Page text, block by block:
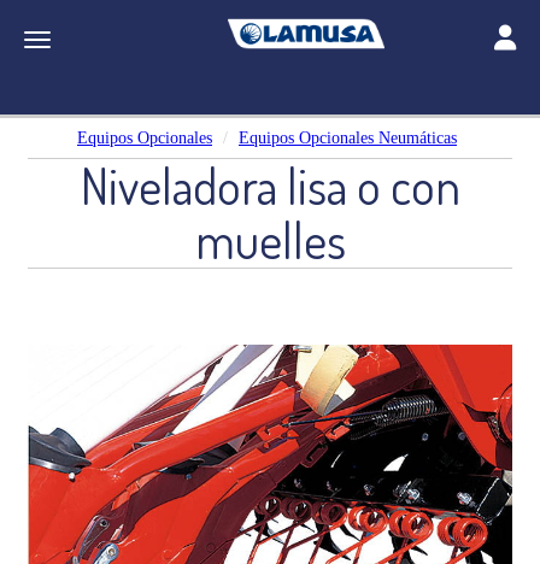
Toggle navigation
Equipos Opcionales Equipos Opcionales Neumáticas
Niveladora lisa o con
muelles